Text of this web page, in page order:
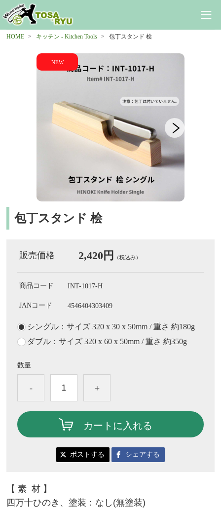
HOME キッチン - Kitchen Tools 包丁スタンド 桧
包丁スタンド 桧
販売価格 2,420円 （税込み）
商品コード INT-1017-H
JANコード 4546404303409
シングル：サイズ 320 x 30 x 50mm / 重さ 約180g
ダブル：サイズ 320 x 60 x 50mm / 重さ 約350g
数量
- +
カートに入れる
ポストする シェアする
【素 材 】
四万十ひのき、塗装：なし(無塗装)